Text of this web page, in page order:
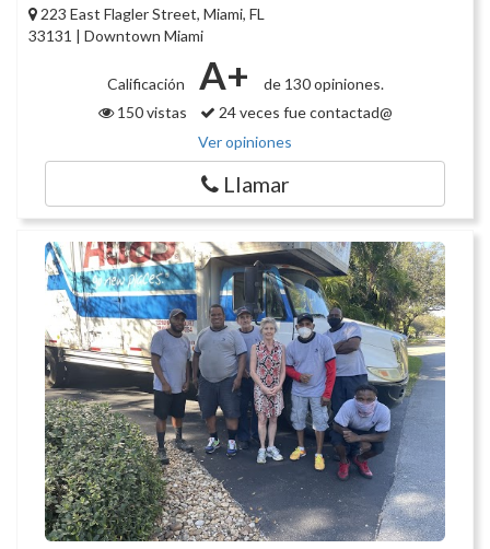
223 East Flagler Street, Miami, FL
33131 | Downtown Miami
Calificación A+
de 130 opiniones.
150 vistas
24 veces fue contactad@
Ver opiniones
Llamar